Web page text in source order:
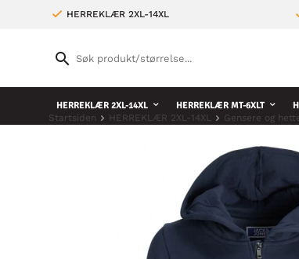
HERREKLÆR 2XL-14XL
HERREKLÆR 2XL-14XL HERREKLÆR MT-6XLT
Startsiden HERREKLÆR 2XL-14XL Gensere og